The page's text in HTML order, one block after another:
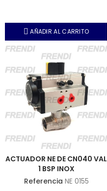
AÑADIR AL CARRITO
ACTUADOR NE DE CN040 VAL
1 BSP INOX
Referencia NE 0155